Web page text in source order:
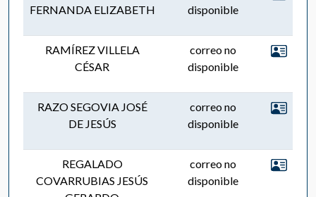
FERNANDA ELIZABETH
disponible
RAMÍREZ VILLELA
CÉSAR
correo no
disponible
RAZO SEGOVIA JOSÉ
DE JESÚS
correo no
disponible
REGALADO
COVARRUBIAS JESÚS
correo no
disponible